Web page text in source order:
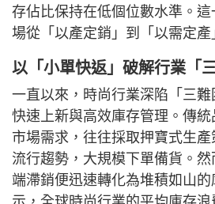
存佔比保持在低個位數水準。
場從「以產定銷」到「以需定產
以「小單快返」破解行業「三
一直以來，時尚行業深陷「三難
快速上新與高效庫存管理。傳
市場需求，往往採取押寶式生產
流行趨勢，大規模下單備貨。
端滯銷便迅速轉化為堆積如山